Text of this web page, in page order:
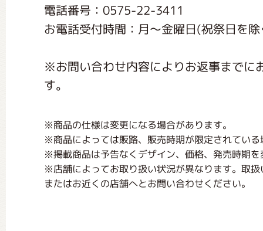
電話番号：0575-22-3411
お電話受付時間：月〜金曜日(祝祭日を
※お問い合わせ内容によりお返事までに
す。
※商品の仕様は変更になる場合があります。
※商品によっては販路、販売時期が限定されてい
※掲載商品は予告なくデザイン、価格、発売時期
※店舗によってお取り扱い状況が異なります。取
またはお近くの店舗へとお問い合わせください。
くまのがっこう 家庭科部